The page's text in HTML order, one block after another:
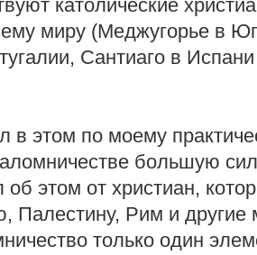
католические
миру (Меджугорье в
Сантиаго в
этом по моему
большую
об этом от христиан,
Палестину, Рим и другие
только один